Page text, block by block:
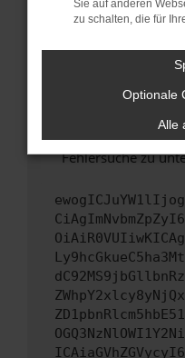
führen, dass
unterstützt werden.
Wende dich an
Wenn du alle
hast, kontaktiere
versuchen, das
uns diesen Text
Fehlersuche zu
Sie auf anderen
zu schalten, die für
Optionale
Alle